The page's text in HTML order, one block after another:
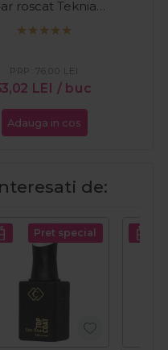
roscat Teknia
Coral Red
LEI / buc
PRP: 76,00 LEI
Adauga in cos
de:
Pret special